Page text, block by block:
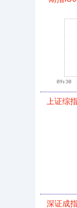
期指IC0